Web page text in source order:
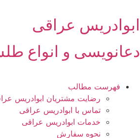
به
محتوا
ابوادریس عراقی
دعانویسی و انواع
فهرست مطالب
رضایت مشتریان ابوادریس
تماس با ابوادریس عراقی
خدمات ابوادریس عراقی
نحوه سفارش